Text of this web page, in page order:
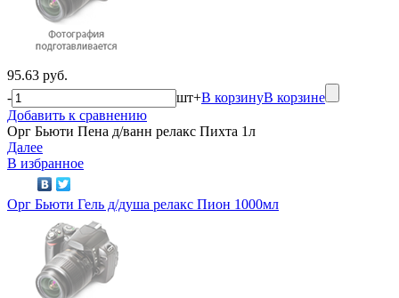
95.63 руб.
-
шт+В корзинуВ корзине
Добавить к сравнению
Орг Бьюти Пена д/ванн релакс Пихта 1л
Далее
В избранное
Орг Бьюти Гель д/душа релакс Пион 1000мл